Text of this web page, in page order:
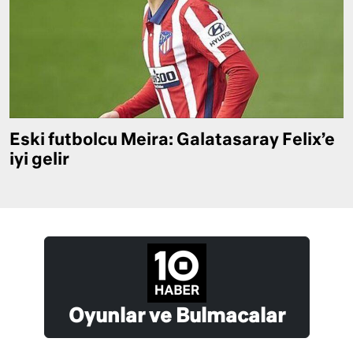
Eski futbolcu Meira: Galatasaray Felix’e
iyi gelir
Oyunlar ve Bulmacalar